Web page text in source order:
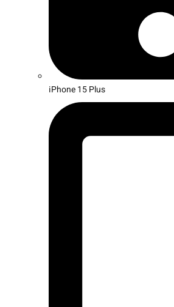
iPhone 15 Plus